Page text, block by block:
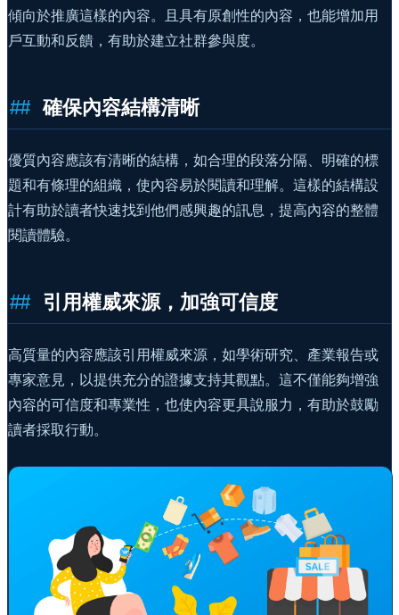
傾向於推廣這樣的內容。且具有原創性的內容，也能增加用
戶互動和反饋，有助於建立社群參與度。
確保內容結構清晰
優質內容應該有清晰的結構，如合理的段落分隔、明確的標
題和有條理的組織，使內容易於閱讀和理解。這樣的結構設
計有助於讀者快速找到他們感興趣的訊息，提高內容的整體
閱讀體驗。
引用權威來源，加強可信度
高質量的內容應該引用權威來源，如學術研究、產業報告或
專家意見，以提供充分的證據支持其觀點。這不僅能夠增強
內容的可信度和專業性，也使內容更具說服力，有助於鼓勵
讀者採取行動。